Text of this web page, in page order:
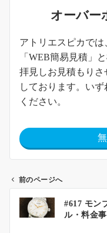
オーバー
アトリエスピカで
「WEB簡易見積」
拝見しお見積もり
しております。い
ください。
前のページへ
#617 モン
ル・料金事